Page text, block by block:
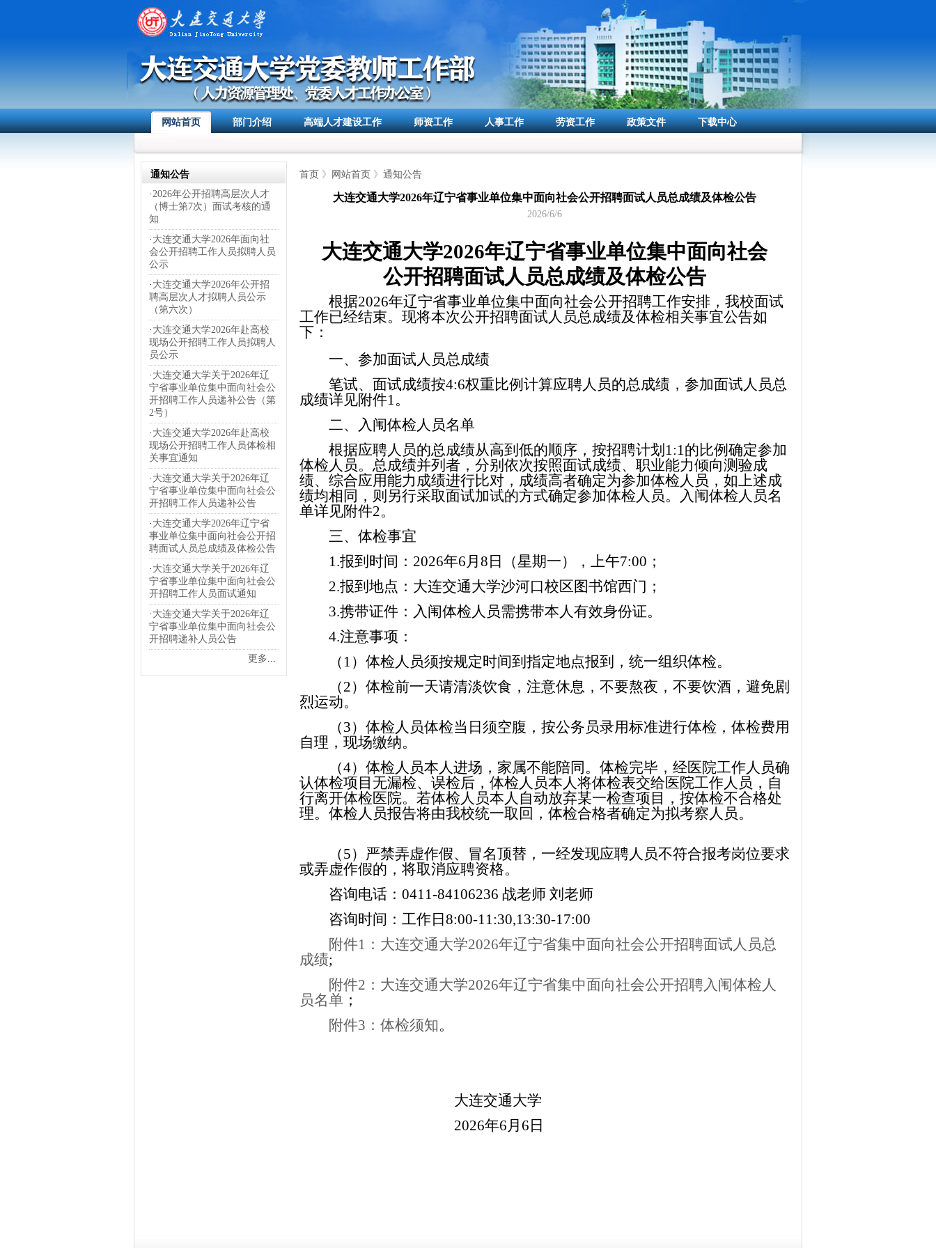
网站首页 部门介绍 高端人才建设工作 师资工作 人事工作 劳资工作 政策文件 下载中心
通知公告
·2026年公开招聘高层次人才
（博士第7次）面试考核的通
知
· 大连交通大学2026年面向社
会公开招聘工作人员拟聘人员
公示
· 大连交通大学2026年公开招
聘高层次人才拟聘人员公示
（第六次）
· 大连交通大学2026年赴高校
现场公开招聘工作人员拟聘人
员公示
· 大连交通大学关于2026年辽
宁省事业单位集中面向社会公
开招聘工作人员递补公告（第
2号）
· 大连交通大学2026年赴高校
现场公开招聘工作人员体检相
关事宜通知
· 大连交通大学关于2026年辽
宁省事业单位集中面向社会公
开招聘工作人员递补公告
· 大连交通大学2026年辽宁省
事业单位集中面向社会公开招
聘面试人员总成绩及体检公告
· 大连交通大学关于2026年辽
宁省事业单位集中面向社会公
开招聘工作人员面试通知
· 大连交通大学关于2026年辽
宁省事业单位集中面向社会公
开招聘递补人员公告
更多...
首页 》 网站首页 》 通知公告
大连交通大学2026年辽宁省事业单位集中面向社会公开招聘面试人员总成绩及体检公告
2026/6/6
大连交通大学2026年辽宁省事业单位集中面向社会
公开招聘面试人员总成绩及体检公告
根据2026年辽宁省事业单位集中面向社会公开招聘工作安排，我校面试
工作已经结束。现将本次公开招聘面试人员总成绩及体检相关事宜公告如
下：
一、参加面试人员总成绩
笔试、面试成绩按4:6权重比例计算应聘人员的总成绩，参加面试人员总
成绩详见附件1。
二、入闱体检人员名单
根据应聘人员的总成绩从高到低的顺序，按招聘计划 1:1的比例确定参加
体检人员。总成绩并列者，分别依次按照面试成绩、职业能力倾向测验成
绩、综合应用能力成绩进行比对，成绩高者确定为参加体检人员，如上述成
绩均相同，则另行采取面试加试的方式确定参加体检人员。入闱体检人员名
单详见附件2。
三、体检事宜
1.报到时间： 2026年6月8日（星期一），上午7:00；
2.报到地点： 大连交通大学沙河口校区图书馆西门；
3.携带证件： 入闱体检人员需携带本人有效身份证。
4.注意事项：
（ 1）体检人员须按规定时间到指定地点报到，统一组织体检。
（2）体检前一天请清淡饮食，注意休息，不要熬夜，不要饮酒，避免剧
烈运动。
（3）体检人员体检当日须空腹，按公务员录用标准进行体检，体检费用
自理，现场缴纳。
（4）体检人员本人进场，家属不能陪同。体检完毕，经医院工作人员确
认体检项目无漏检、误检后，体检人员本人将体检表交给医院工作人员，自
行离开体检医院。若体检人员本人自动放弃某一检查项目，按体检不合格处
理。体检人员报告将由我校统一取回，体检合格者确定为拟考察人员。
（5）严禁弄虚作假、冒名顶替，一经发现应聘人员不符合报考岗位要求
或弄虚作假的，将取消应聘资格。
咨询电话：0411-84106236 战老师 刘老师
咨询时间：工作日8:00-11:30,13:30-17:00
附件1：大连交通大学2026年辽宁省集中面向社会公开招聘面试人员总
成绩;
附件2：大连交通大学2026年辽宁省集中面向社会公开招聘入闱体检人
员名单 ；
附件3：体检须知。
大连交通大学
2026年6月6日